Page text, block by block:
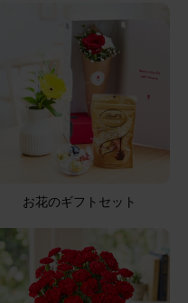
お花のギフトセット